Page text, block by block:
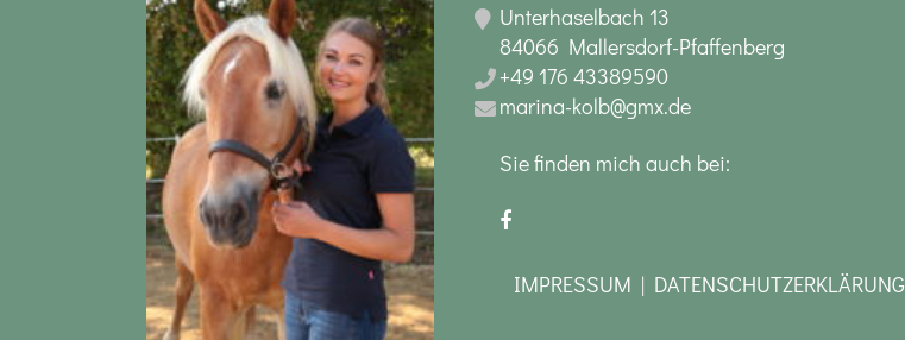
Unterhaselbach 13
84066 Mallersdorf-Pfaffenberg
+49 176 43389590
marina-kolb@gmx.de
Sie finden mich auch bei:
IMPRESSUM | DATENSCHUTZERKLÄRUNG